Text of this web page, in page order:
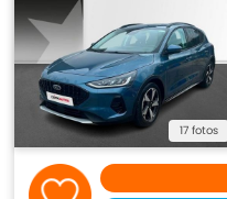
17 fotos